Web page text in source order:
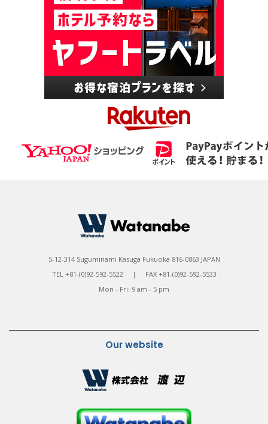
5-12-314 Suguminami Kasuga Fukuoka 816-0863 JAPAN
TEL +81-(0)92-592-5522 | FAX +81-(0)92-592-5533
Mon - Fri: 9 am - 5 pm
Our website